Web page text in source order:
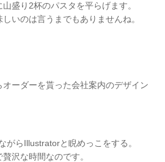
盛り2杯のパスタを平らげます。
いのは言うまでもありませんね。
ーダーを貰った会社案内のデザイン
がらIllustratorと睨めっこをする。
沢な時間なのです。